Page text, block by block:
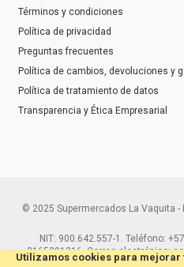
Utilizamos cookies para mejorar
Términos y condiciones
Política de privacidad
Preguntas frecuentes
Política de cambios, devoluciones y
Política de tratamiento de datos
Transparencia y Ética Empresarial
© 2025 Supermercados La Vaquita -
NIT: 900.642.557-1. Teléfono:
3165291216. Correo electrónico: